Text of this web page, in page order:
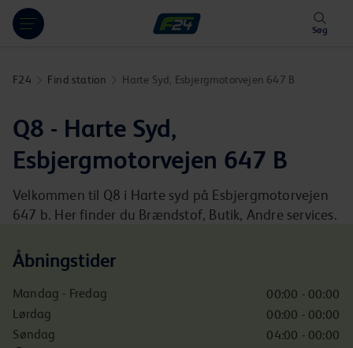
Hoppa över länk
Søg
F24 Find station Harte Syd, Esbjergmotorvejen 647 B
Q8 - Harte Syd,
Esbjergmotorvejen 647 B
Velkommen til Q8 i Harte syd på Esbjergmotorvejen
647 b. Her finder du Brændstof, Butik, Andre services.
Åbningstider
Mandag - Fredag
00:00 - 00:00
Lørdag
00:00 - 00:00
Søndag
04:00 - 00:00